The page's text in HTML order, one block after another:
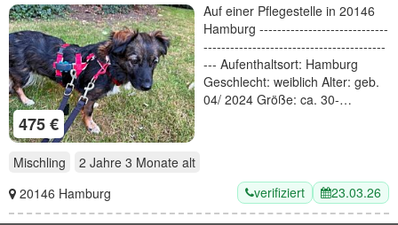
475 €
Auf einer Pflegestelle in 20146
Hamburg -----------------------------
-----------------------------------------
--- Aufenthaltsort: Hamburg
Geschlecht: weiblich Alter: geb.
04/ 2024 Größe: ca. 30-…
Mischling 2 Jahre 3 Monate alt
20146 Hamburg
verifiziert 23.03.26